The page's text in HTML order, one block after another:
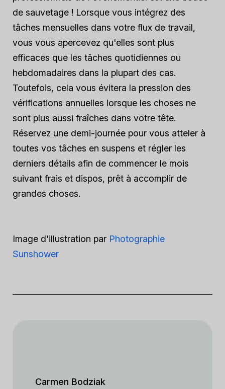
de sauvetage ! Lorsque vous intégrez des
tâches mensuelles dans votre flux de travail,
vous vous apercevez qu'elles sont plus
efficaces que les tâches quotidiennes ou
hebdomadaires dans la plupart des cas.
Toutefois, cela vous évitera la pression des
vérifications annuelles lorsque les choses ne
sont plus aussi fraîches dans votre tête.
Réservez une demi-journée pour vous atteler à
toutes vos tâches en suspens et régler les
derniers détails afin de commencer le mois
suivant frais et dispos, prêt à accomplir de
grandes choses.
Image d'illustration par Photographie
Sunshower
Carmen Bodziak